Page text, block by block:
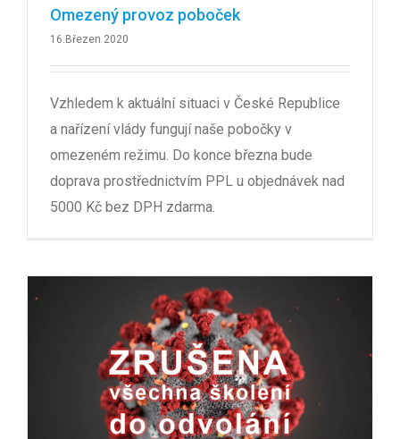
Omezený provoz poboček
16.Březen 2020
Vzhledem k aktuální situaci v České Republice
a nařízení vlády fungují naše pobočky v
omezeném režimu. Do konce března bude
doprava prostřednictvím PPL u objednávek nad
5000 Kč bez DPH zdarma.